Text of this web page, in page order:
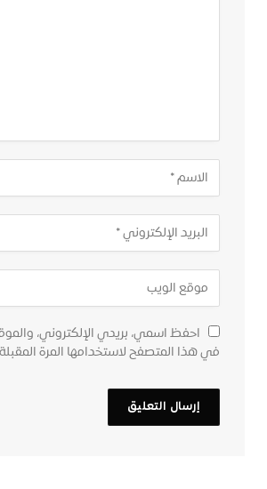
احفظ اسمي، بريدي الإلكتروني،
في هذا المتصفح لاستخدامها المرة